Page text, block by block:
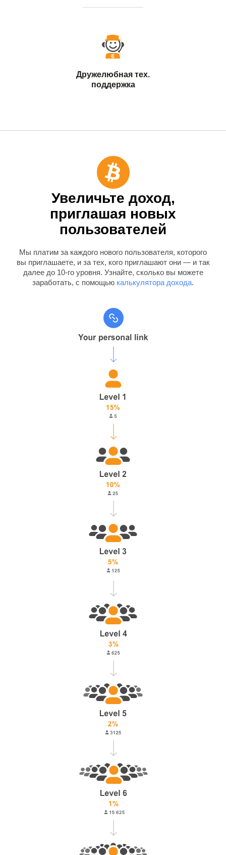
Дружелюбная тех.
поддержка
Увеличьте доход,
приглашая новых
пользователей
Мы платим за каждого нового пользователя, которого
вы приглашаете, и за тех, кого приглашают они — и так
далее до 10-го уровня. Узнайте, сколько вы можете
заработать, с помощью калькулятора дохода.